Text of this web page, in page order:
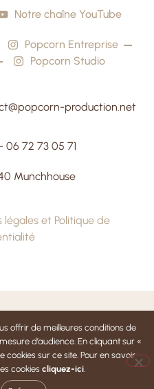
Notre chaîne YouTube
Popcorn Entreprise
Popcorn Studio
production.net
06 72 73 05 71
Munchhouse
légales et Politique de
offrir de meilleures conditions de
d’audience. En cliquant sur «
cookies sur ce site. Pour en savoir
cookies cliquez-ici.